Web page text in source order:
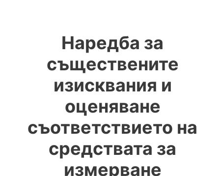
Наредба за
съществените
изисквания и
оценяване
съответствието на
средствата за
измерване